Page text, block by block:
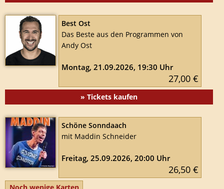
Best Ost
Das Beste aus den Programmen von
Andy Ost
Montag, 21.09.2026, 19:30 Uhr
27,00 €
» Tickets kaufen
Schöne Sonndaach
mit Maddin Schneider
Freitag, 25.09.2026, 20:00 Uhr
26,50 €